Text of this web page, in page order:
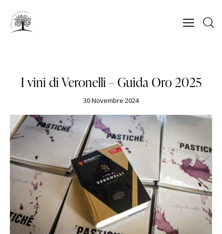
I vini di Veronelli – Guida Oro 2025
30 Novembre 2024